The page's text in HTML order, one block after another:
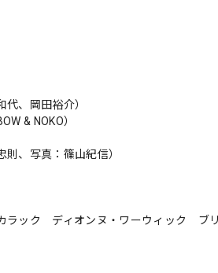
代、岡田裕介）
& NOKO）
、写真：篠山紀信）
ック ディオンヌ・ワーウィック ブリ